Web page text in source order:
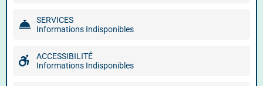
SERVICES
Informations Indisponibles
ACCESSIBILITÉ
Informations Indisponibles